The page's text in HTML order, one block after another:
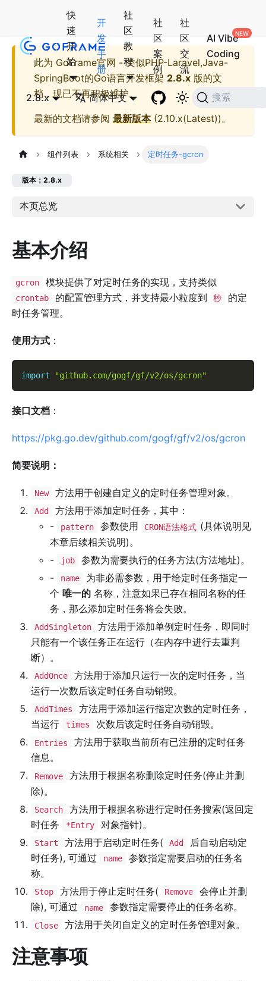
快
速
开
始
开
发
手
册
社
区
教
程
社
区
案
例
社
区
交
流
AI Vibe
Coding
2.8.x 简体中文 搜索
此为 GoFrame官网 - 类似PHP-Laravel,Java-
SpringBoot的Go语言开发框架 2.8.x 版的文
档，现已不再积极维护。
最新的文档请参阅 最新版本(2.10.x(Latest))。
组件列表 系统相关 定时任务-gcron
版本：2.8.x
本页总览
基本介绍
gcron 模块提供了对定时任务的实现，支持类似
crontab 的配置管理方式，并支持最小粒度到 秒
的定
时任务管理。
使用方式 ：
import "github.com/gogf/gf/v2/os/gcron"
接口文档 ：
https://pkg.go.dev/github.com/gogf/gf/v2/os/gcron
简要说明：
New 方法用于创建自定义的定时任务管理对象。
Add
方法用于添加定时任务，其中：
-
pattern 参数使用 CRON语法格式 (具体说明见
本章后续相关说明)。
-
job
参数为需要执行的任务方法(方法地址)。
-
name
为非必需参数，用于给定时任务指定一
个 唯一的 名称，注意如果已存在相同名称的任
务，那么添加定时任务将会失败。
AddSingleton
方法用于添加单例定时任务，即同时
只能有一个该任务正在运行（在内存中进行去重判
断）。
AddOnce
方法用于添加只运行一次的定时任务，当
运行一次数后该定时任务自动销毁。
AddTimes
方法用于添加运行指定次数的定时任务，
当运行
times 次数后该定时任务自动销毁。
Entries
方法用于获取当前所有已注册的定时任务
信息。
Remove
方法用于根据名称删除定时任务(停止并删
除)。
Search
方法用于根据名称进行定时任务搜索(返回定
时任务
*Entry 对象指针)。
Start 方法用于启动定时任务( Add
后自动启动定
时任务), 可通过
name
参数指定需要启动的任务名
称。
Stop 方法用于停止定时任务( Remove
会停止并删
除), 可通过
name 参数指定需要停止的任务名称。
Close 方法用于关闭自定义的定时任务管理对象。
注意事项